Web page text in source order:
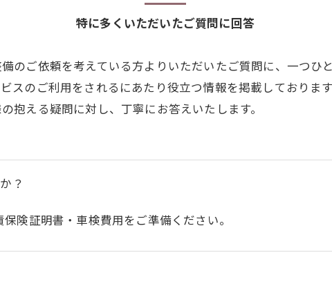
特に多くいただいたご質問に回答
のご依頼を考えている方よりいただいたご質問に、一つひ
スのご利用をされるにあたり役立つ情報を掲載しておりま
抱える疑問に対し、丁寧にお答えいたします。
？
険証明書・車検費用をご準備ください。